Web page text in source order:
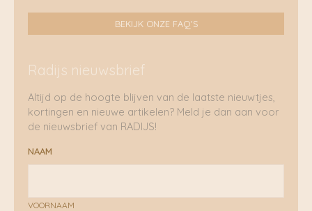
BEKIJK ONZE FAQ'S
Radijs nieuwsbrief
Altijd op de hoogte blijven van de laatste nieuwtjes,
kortingen en nieuwe artikelen? Meld je dan aan voor
de nieuwsbrief van RADIJS!
NAAM
VOORNAAM